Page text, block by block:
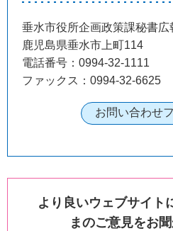
垂水市役所企画政策課秘書広
鹿児島県垂水市上町114
電話番号：0994-32-1111
ファックス：0994-32-6625
より良いウェブサイト
まのご意見をお